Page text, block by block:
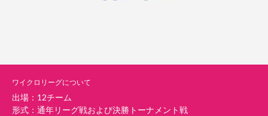
ワイクロリーグについて
出場：12チーム
形式：通年リーグ戦および決勝トーナメント戦